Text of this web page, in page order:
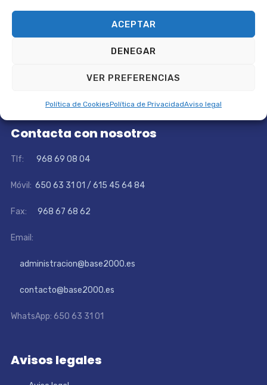
ACEPTAR
DENEGAR
VER PREFERENCIAS
Política de CookiesPolítica de PrivacidadAviso legal
Inicio
Localizador de Empresas
Directorio de empresas
Servicio de ayuda en caso de
Contacta con nosotros
Tlf: 968 69 08 04
Móvil: 650 63 31 01 / 615 45 64 84
Fax: 968 67 68 62
Email:
administracion@base2000.es
contacto@base2000.es
WhatsApp: 650 63 31 01
Avisos legales